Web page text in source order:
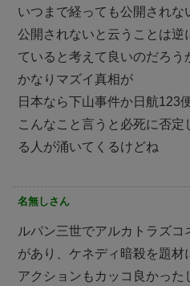
いつまで経っても公開されな
公開されないと云うことは逆
ていると考えて良いのだろう
かなりマズイ真相が
日本なら下山事件か日航123
こんなこと言うと必死に否定
る人が涌いてくるけどね
名無しさん
ルパン三世でアルカトラズ
があり、ケネディ暗殺を題材
アクションもカッコ良かった